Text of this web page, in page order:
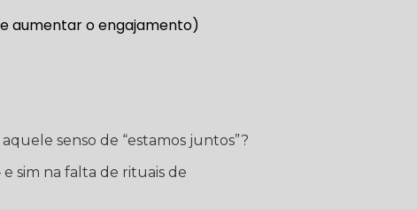
senso de “estamos juntos”?
sim na falta de rituais de